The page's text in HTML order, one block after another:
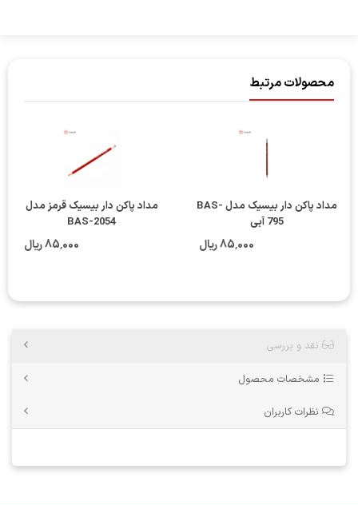
محصولات مرتبط
مداد پاکن دار بیسیک مدل BAS-
795 آبی
85٬000 ریال
مداد پاکن دار بیسیک قرمز مدل
BAS-2054
85٬000 ریال
نقد و بررسی
مشخصات محصول
نظرات کاربران